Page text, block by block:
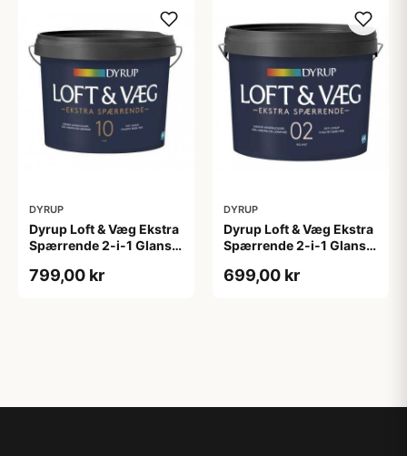
DYRUP
Dyrup Loft & Væg Ekstra
Spærrende 2-i-1 Glans
799,00 kr
DYRUP
Dyrup Loft & Væg Ekstra
Spærrende 2-i-1 Glans 2
699,00 kr